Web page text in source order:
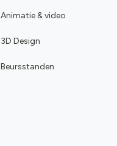
Animatie & video
3D Design
Beursstanden